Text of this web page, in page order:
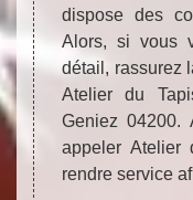
dispose des
Alors, si vous
détail, rassurez
Atelier du
Geniez 04200.
appeler
rendre service